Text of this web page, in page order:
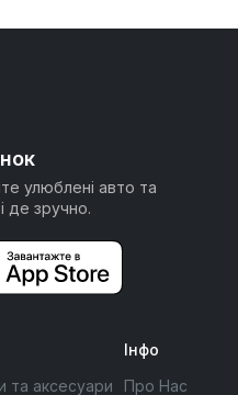
улюблені авто та
де зручно.
та аксесуари
Інфо
Про Нас